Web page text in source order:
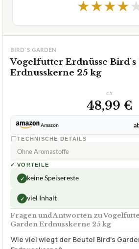
Vogelfutter Erdnüsse Bird`s
ca.
Amazon
✓ keine Speisereste
✓ viel Inhalt
Fragen und Antworten zu
Garden Erdnusskerne 25 kg
Wie viel wiegt der Beutel Bird's Garden
Erdnusskerne?
Produkt-ID 826962 Wie wird das
Bird's Garden verpackt?
Wie schwer ist die Verpackung von
Erdnusskerne und wie viele